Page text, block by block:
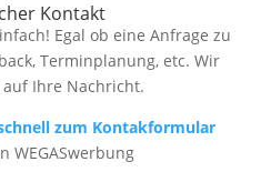
Kontakt
Egal ob eine Anfrage zu
Terminplanung, etc. Wir
Ihre Nachricht.
zum Kontakformular